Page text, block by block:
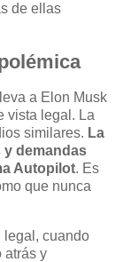
de ellas
a Elon Musk
vista legal. La
similares. La
demandas
Autopilot. Es
que nunca
legal, cuando
atrás y